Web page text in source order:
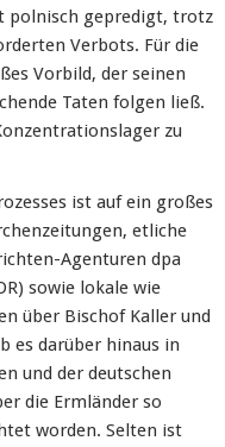
polnisch gepredigt, trotz
Verbots. Für die
Vorbild, der seinen
Taten folgen ließ.
zu
ist auf ein großes
etliche
Agenturen dpa
sowie lokale wie
über Bischof Kaller und
es darüber hinaus in
und der deutschen
die Ermländer so
worden. Selten ist